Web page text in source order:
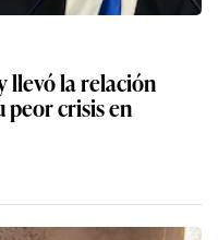
llevó la relación
peor crisis en